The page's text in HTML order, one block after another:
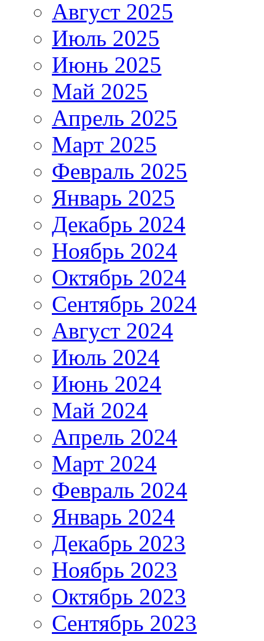
Август 2025
Июль 2025
Июнь 2025
Май 2025
Апрель 2025
Март 2025
Февраль 2025
Январь 2025
Декабрь 2024
Ноябрь 2024
Октябрь 2024
Сентябрь 2024
Август 2024
Июль 2024
Июнь 2024
Май 2024
Апрель 2024
Март 2024
Февраль 2024
Январь 2024
Декабрь 2023
Ноябрь 2023
Октябрь 2023
Сентябрь 2023